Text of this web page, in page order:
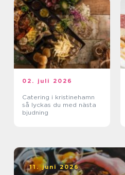
02. juli 2026
Catering i kristinehamn
så lyckas du med nästa
bjudning
11. juni 2026